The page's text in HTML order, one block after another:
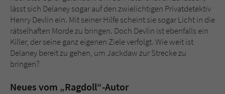
lässt sich Delaney sogar auf den zwielichtigen Privatdetektiv
Henry Devlin ein. Mit seiner Hilfe scheint sie sogar Licht in die
rätselhaften Morde zu bringen. Doch Devlin ist ebenfalls ein
Killer, der seine ganz eigenen Ziele verfolgt. Wie weit ist
Delaney bereit zu gehen, um Jackdaw zur Strecke zu
bringen?
Neues vom „Ragdoll“-Autor